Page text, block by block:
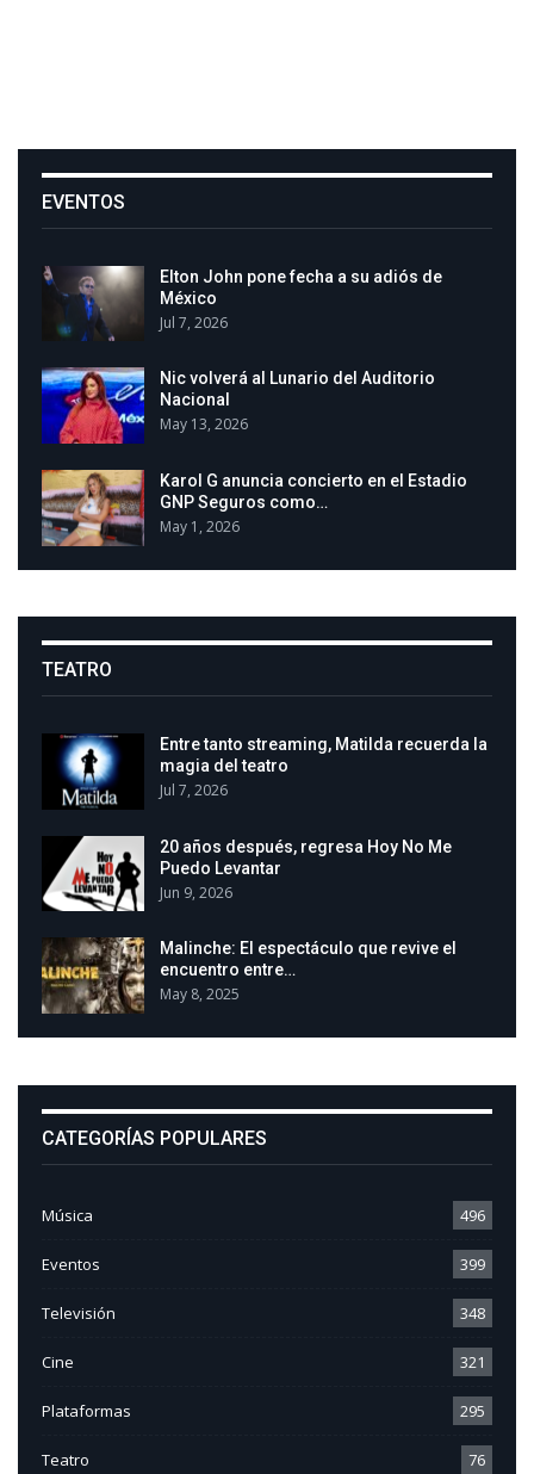
EVENTOS
Elton John pone fecha a su adiós de
México
Jul 7, 2026
Nic volverá al Lunario del Auditorio
Nacional
May 13, 2026
Karol G anuncia concierto en el Estadio
GNP Seguros como…
May 1, 2026
TEATRO
Entre tanto streaming, Matilda recuerda la
magia del teatro
Jul 7, 2026
20 años después, regresa Hoy No Me
Puedo Levantar
Jun 9, 2026
Malinche: El espectáculo que revive el
encuentro entre…
May 8, 2025
CATEGORÍAS POPULARES
Música 496
Eventos 399
Televisión 348
Cine 321
Plataformas 295
Teatro 76